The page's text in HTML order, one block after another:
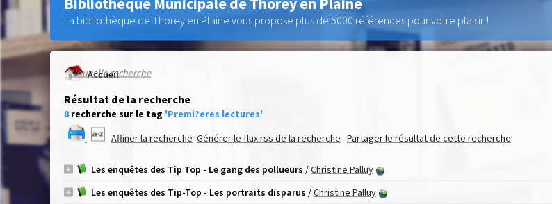
Accueil
Nouvelle recherche
Résultat de la recherche
8 recherche sur le tag 'Premi?eres lectures'
Affiner la recherche Générer le flux rss de la recherche Partager le résultat de cette recherche
Les enquêtes des Tip Top - Le gang des pollueurs /Christine Palluy
Les enquêtes des Tip-Top - Les portraits disparus /Christine Palluy
La bibliothèque de Thorey en Plaine vous propose plus de 5000 références pour votre plaisir !